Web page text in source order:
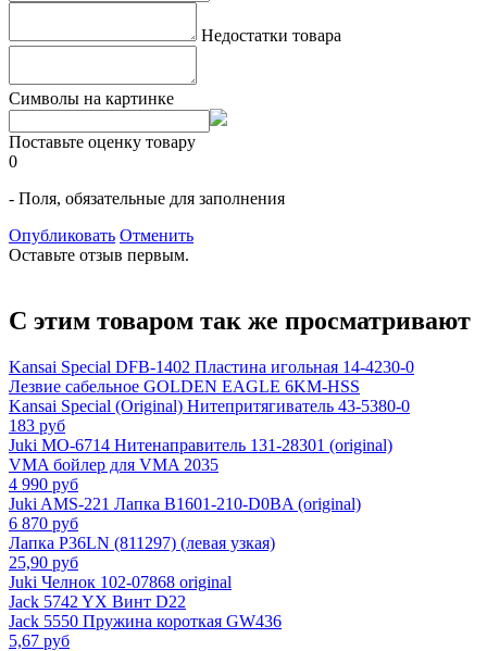
Недостатки товара
Символы на картинке
Поставьте оценку товару
0
- Поля, обязательные для заполнения
Опубликовать Отменить
Оставьте отзыв первым.
С этим товаром так же просматривают
Kansai Special DFB-1402 Пластина игольная 14-4230-0
Лезвие сабельное GOLDEN EAGLE 6KM-HSS
Kansai Special (Original) Нитепритягиватель 43-5380-0
183 руб
Juki MO-6714 Нитенаправитель 131-28301 (original)
VMA бойлер для VMA 2035
4 990 руб
Juki AMS-221 Лапка B1601-210-D0BA (original)
6 870 руб
Лапка P36LN (811297) (левая узкая)
25,90 руб
Juki Челнок 102-07868 original
Jack 5742 YX Винт D22
Jack 5550 Пружина короткая GW436
5,67 руб